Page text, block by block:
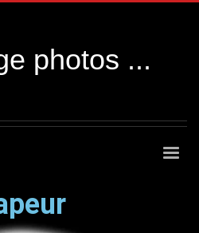
photos ...